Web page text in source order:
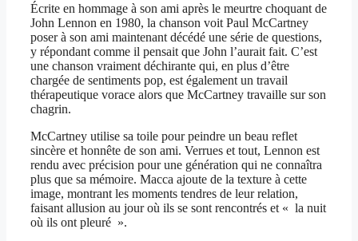
Écrite en hommage à son ami après le meurtre choquant de
John Lennon en 1980, la chanson voit Paul McCartney
poser à son ami maintenant décédé une série de questions,
y répondant comme il pensait que John l’aurait fait. C’est
une chanson vraiment déchirante qui, en plus d’être
chargée de sentiments pop, est également un travail
thérapeutique vorace alors que McCartney travaille sur son
chagrin.
McCartney utilise sa toile pour peindre un beau reflet
sincère et honnête de son ami. Verrues et tout, Lennon est
rendu avec précision pour une génération qui ne connaîtra
plus que sa mémoire. Macca ajoute de la texture à cette
image, montrant les moments tendres de leur relation,
faisant allusion au jour où ils se sont rencontrés et « la nuit
où ils ont pleuré ».